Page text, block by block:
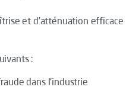
et d’atténuation efficace
:
dans l'industrie